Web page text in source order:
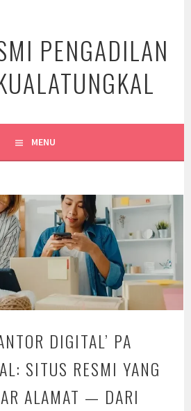
PENGADILAN
MENU
DIGITAL’ PA
SITUS RESMI YANG
ALAMAT — DARI